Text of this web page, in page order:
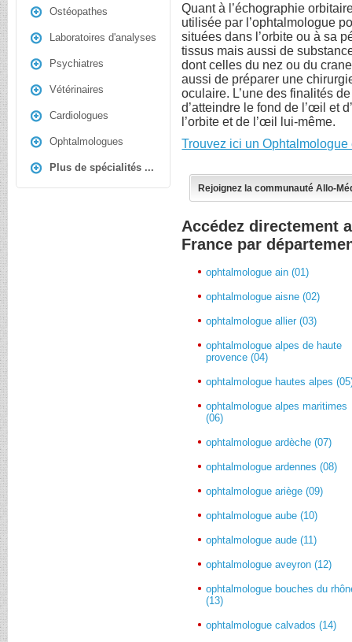
Ostéopathes
Laboratoires d'analyses
Psychiatres
Vétérinaires
Cardiologues
Ophtalmologues
Plus de spécialités ...
Quant à l’échographie
utilisée par l’ophtalmologue
situées dans l’orbite ou à sa
tissus mais aussi de
dont celles du nez ou du
aussi de préparer une
oculaire. L’une des finalités
d’atteindre le fond de l’œil et
l’orbite et de l’œil lui-même.
Trouvez ici un
Rejoignez la communauté Allo-
Accédez directement
France par
ophtalmologue ain (01)
ophtalmologue aisne (02)
ophtalmologue allier (03)
ophtalmologue alpes de haute
provence (04)
ophtalmologue hautes alpes
ophtalmologue alpes maritimes
(06)
ophtalmologue ardèche (07)
ophtalmologue ardennes (08)
ophtalmologue ariège (09)
ophtalmologue aube (10)
ophtalmologue aude (11)
ophtalmologue aveyron (12)
ophtalmologue bouches du
(13)
ophtalmologue calvados (14)